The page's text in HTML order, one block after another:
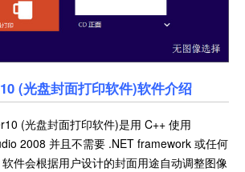
(光盘封面打印软件)软件介绍
(光盘封面打印软件)是用 C++ 使用
2008 并且不需要 .NET framework 或任何
件会根据用户设计的封面用途自动调整图像